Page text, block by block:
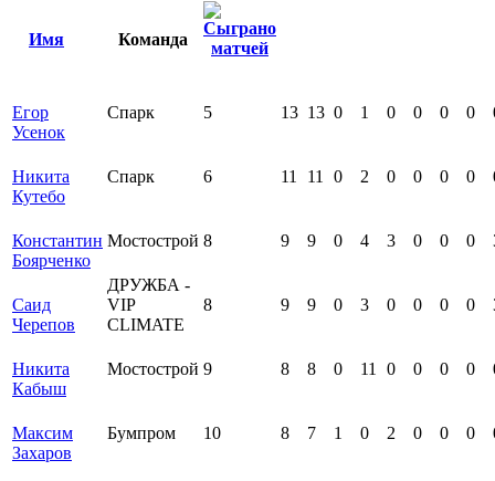
Имя Команда
Егор
Усенок
Спарк 5 13 13 0 1 0 0 0 0
Никита
Кутебо
Спарк 6 11 11 0 2 0 0 0 0
Константин
Боярченко
Мостострой 8 9 9 0 4 3 0 0 0
Саид
Черепов
ДРУЖБА -
VIP
СLIMATE
8 9 9 0 3 0 0 0 0
Никита
Кабыш
Мостострой 9 8 8 0 11 0 0 0 0
Максим
Захаров
Бумпром 10 8 7 1 0 2 0 0 0